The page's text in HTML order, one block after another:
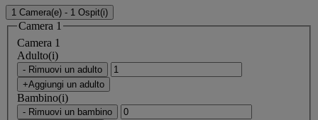
1 Camera(e) - 1 Ospit(i)
Camera 1
Camera 1
Adulto(i)
- Rimuovi un adulto
+Aggiungi un adulto
Bambino(i)
- Rimuovi un bambino